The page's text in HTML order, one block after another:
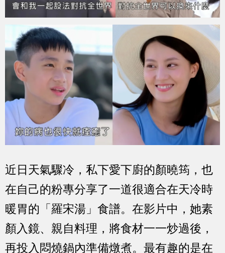
近日天氣驟冷，私下愛下廚的顏曉筠，也
在自己的粉專分享了一道很適合在天冷時
暖胃的「羅宋湯」食譜。在影片中，她素
顏入鏡、親自料理，將食材一一炒過後，
再投入悶燒鍋內準備燉煮。最有趣的是在